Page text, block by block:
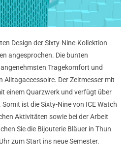
Design der Sixty-Nine-Kollektion
angesprochen. Die bunten
Tragekomfort und
Alltagaccessoire. Der Zeitmesser mit
einem Quarzwerk und verfügt über
ist die Sixty-Nine von ICE Watch
Aktivitäten sowie bei der Arbeit
Sie die Bijouterie Bläuer in Thun
zum Start ins neue Semester.